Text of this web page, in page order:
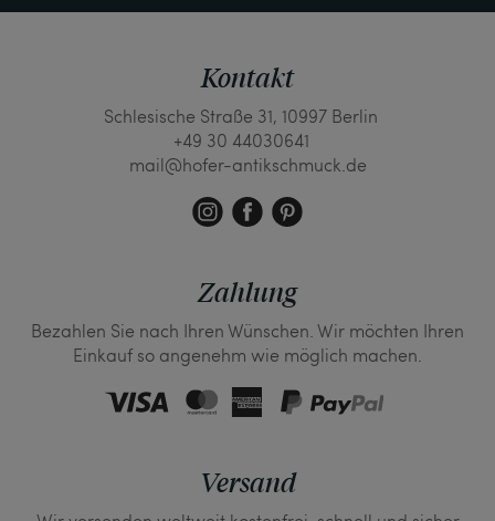
Kontakt
Schlesische Straße 31, 10997 Berlin
+49 30 44030641
mail@hofer-antikschmuck.de
Zahlung
Bezahlen Sie nach Ihren Wünschen. Wir möchten Ihren
Einkauf so angenehm wie möglich machen.
Versand